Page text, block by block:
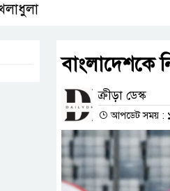
বাংলাদেশকে
ক্রীড়া ডেস্ক
আপডেট সময় :